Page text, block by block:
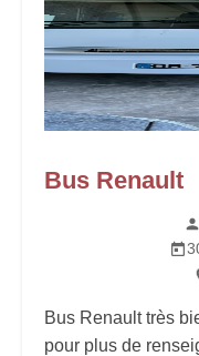
Bus Renault
Bus Renault très
pour plus de